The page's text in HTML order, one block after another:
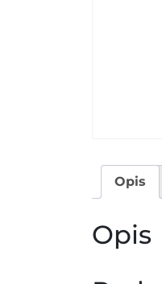
Opis
Opis